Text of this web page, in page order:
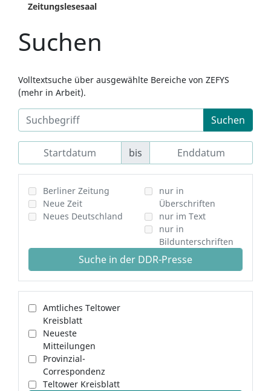
Zeitungslesesaal
Suchen
Volltextsuche über ausgewählte Bereiche von ZEFYS
(mehr in Arbeit).
Suchen
bis
Berliner Zeitung
Neue Zeit
Neues Deutschland
nur in
Überschriften
nur im Text
nur in
Bildunterschriften
Suche in der DDR-Presse
Amtliches Teltower
Kreisblatt
Neueste
Mitteilungen
Provinzial-
Correspondenz
Teltower Kreisblatt